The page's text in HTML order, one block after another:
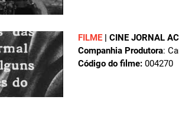
FILME | CINE JORNAL
Companhia Produtora:
Código do filme: 004270